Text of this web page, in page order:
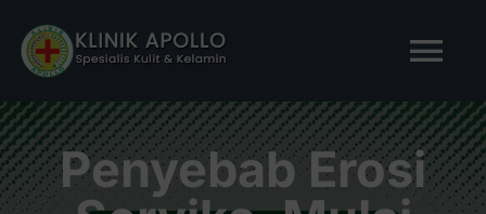
content
BERANDA
TENTANG KAMI
Penyebab Erosi